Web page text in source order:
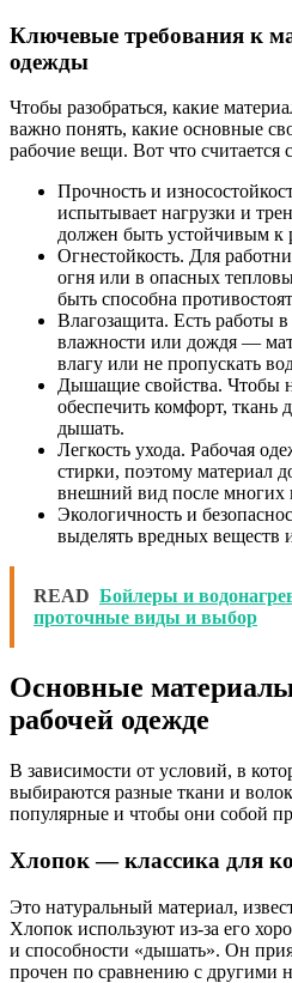
Ключевые требования к
одежды
Чтобы разобраться, какие
важно понять, какие основные
рабочие вещи. Вот что
Прочность и
испытывает нагрузки и
должен быть устойчивым к
Огнестойкость. Для
огня или в опасных
быть способна
Влагозащита. Есть работы
влажности или дождя —
влагу или не пропускать
Дышащие свойства. Чтобы
обеспечить комфорт, ткань
дышать.
Легкость ухода. Рабочая
стирки, поэтому материал
внешний вид после многих
Экологичность и
выделять вредных веществ
READ Бойлеры и
проточные виды и выбор
Основные
рабочей одежде
В зависимости от условий, в
выбираются разные ткани и
популярные и чтобы они собой
Хлопок — классика для
Это натуральный материал,
Хлопок используют из-за его
и способности «дышать». Он
прочен по сравнению с другими